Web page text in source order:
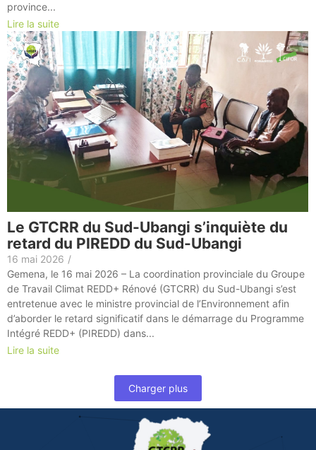
province...
Lire la suite
Le GTCRR du Sud-Ubangi s’inquiète du
retard du PIREDD du Sud-Ubangi
16 mai 2026 /
Gemena, le 16 mai 2026 – La coordination provinciale du Groupe
de Travail Climat REDD+ Rénové (GTCRR) du Sud-Ubangi s’est
entretenue avec le ministre provincial de l’Environnement afin
d’aborder le retard significatif dans le démarrage du Programme
Intégré REDD+ (PIREDD) dans...
Lire la suite
Charger plus